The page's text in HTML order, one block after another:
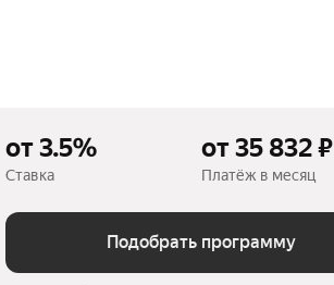
от 3.5%
Ставка
от 35 832 ₽
Платёж в месяц
Подобрать программу